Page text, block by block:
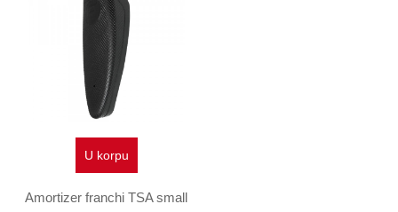
U korpu
Amortizer franchi TSA small